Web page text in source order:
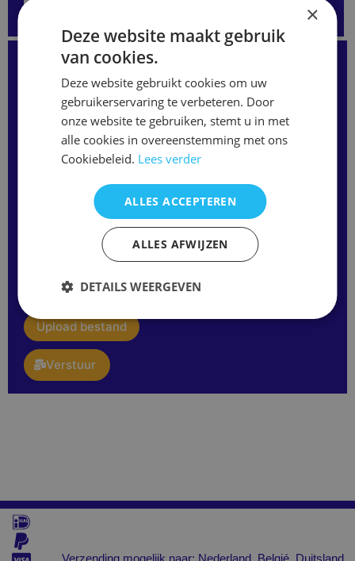
Kunt u de juiste afstandsbediening niet vinden?
Neem gerust contact met ons op
of vul het formulier hieronder in.
Wij kunnen vaak alsnog de juiste afstandsbediening
leveren.
upload
Upload bestand
Verstuur
Verzending mogelijk naar: Nederland, Belgié, Duitsland,
×
Deze website maakt gebruik
van cookies.
Deze website gebruikt cookies om uw
gebruikerservaring te verbeteren. Door
onze website te gebruiken, stemt u in met
alle cookies in overeenstemming met ons
Cookiebeleid. Lees verder
ALLES ACCEPTEREN
ALLES AFWIJZEN
DETAILS WEERGEVEN